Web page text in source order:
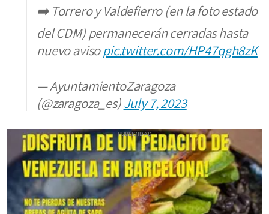
➡️ Torrero y Valdefierro (en la foto estado
del CDM) permanecerán cerradas hasta
nuevo avisopic.twitter.com/HP47qgh8zK
— AyuntamientoZaragoza
(@zaragoza_es)July 7, 2023